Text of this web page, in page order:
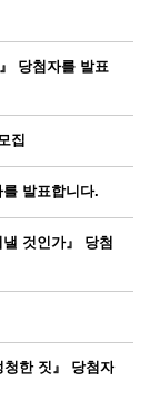
당첨자를 발표
집
발표합니다.
것인가』 당첨
한 짓』 당첨자